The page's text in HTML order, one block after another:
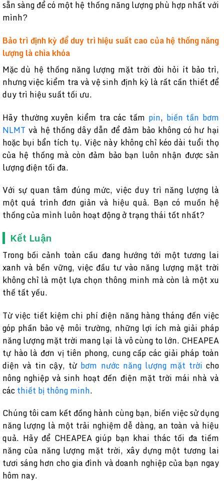
sẵn sàng để có một hệ thống năng lượng phù hợp nhất với
mình?
Bảo trì định kỳ để duy trì hiệu suất cao của hệ thống năng
lượng là chìa khóa
Mặc dù hệ thống năng lượng mặt trời đòi hỏi ít bảo trì,
nhưng việc kiểm tra và vệ sinh định kỳ là rất cần thiết để
duy trì hiệu suất tối ưu.
Hãy thường xuyên kiểm tra các tấm pin, biến tần bơm
NLMT và hệ thống dây dẫn để đảm bảo không có hư hại
hoặc bụi bẩn tích tụ. Việc này không chỉ kéo dài tuổi thọ
của hệ thống mà còn đảm bảo bạn luôn nhận được sản
lượng điện tối đa.
Với sự quan tâm đúng mức, việc duy trì năng lượng là
một quá trình đơn giản và hiệu quả. Bạn có muốn hệ
thống của mình luôn hoạt động ở trạng thái tốt nhất?
Kết Luận
Trong bối cảnh toàn cầu đang hướng tới một tương lai
xanh và bền vững, việc đầu tư vào năng lượng mặt trời
không chỉ là một lựa chọn thông minh mà còn là một xu
thế tất yếu.
Từ việc tiết kiệm chi phí điện năng hàng tháng đến việc
góp phần bảo vệ môi trường, những lợi ích mà giải pháp
năng lượng mặt trời mang lại là vô cùng to lớn. CHEAPEA
tự hào là đơn vị tiên phong, cung cấp các giải pháp toàn
diện và tin cậy, từ bơm nước năng lượng mặt trời cho
nông nghiệp và sinh hoạt đến điện mặt trời mái nhà và
các thiết bị thông minh.
Chúng tôi cam kết đồng hành cùng bạn, biến việc sử dụng
năng lượng là một trải nghiệm dễ dàng, an toàn và hiệu
quả. Hãy để CHEAPEA giúp bạn khai thác tối đa tiềm
năng của năng lượng mặt trời, xây dựng một tương lai
tươi sáng hơn cho gia đình và doanh nghiệp của bạn ngay
hôm nay.